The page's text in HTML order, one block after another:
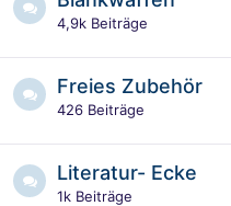
4,9k Beiträge
Freies Zubehör
426 Beiträge
Literatur- Ecke
1k Beiträge